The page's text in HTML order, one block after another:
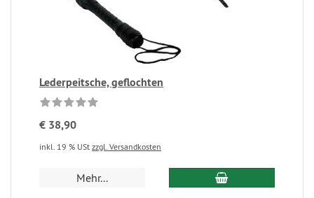
Lederpeitsche, geflochten
€ 38,90
inkl. 19 % USt zzgl. Versandkosten
Mehr...